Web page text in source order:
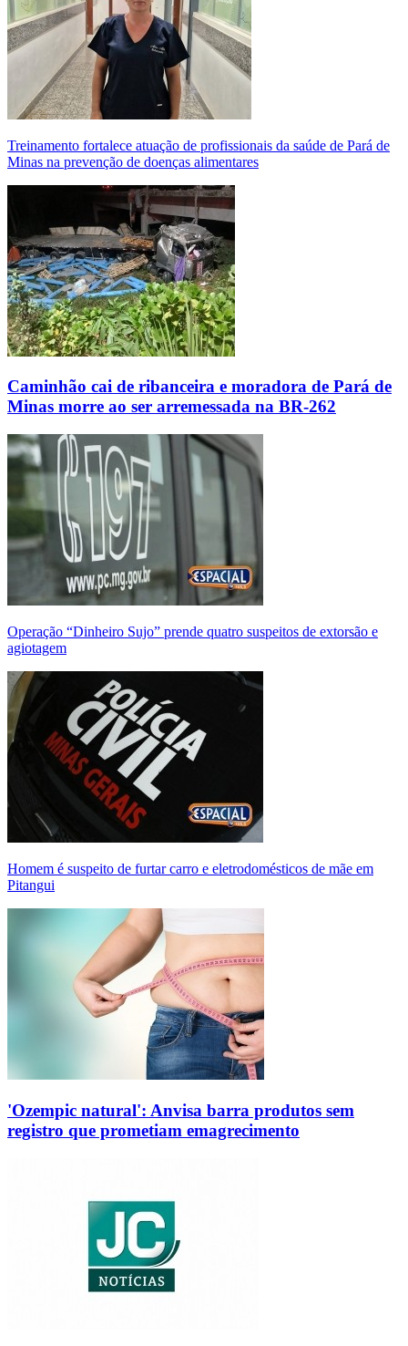
Treinamento fortalece atuação de profissionais da saúde de Pará de
Minas na prevenção de doenças alimentares
Caminhão cai de ribanceira e moradora de Pará de
Minas morre ao ser arremessada na BR-262
Operação “Dinheiro Sujo” prende quatro suspeitos de extorsão e
agiotagem
Homem é suspeito de furtar carro e eletrodomésticos de mãe em
Pitangui
'Ozempic natural': Anvisa barra produtos sem
registro que prometiam emagrecimento